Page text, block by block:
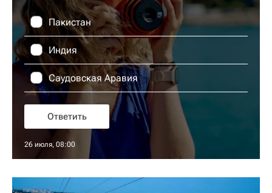
26 июля, 08:00
Пакистан
Индия
Саудовская Аравия
Ответить